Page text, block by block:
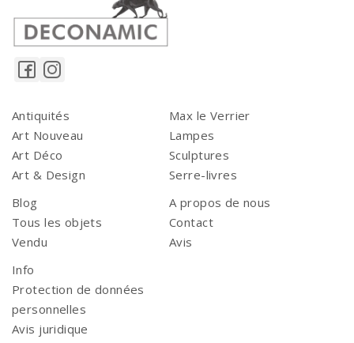
Antiquités
Art Nouveau
Art Déco
Art & Design
Max le Verrier
Lampes
Sculptures
Serre-livres
Blog
Tous les objets
Vendu
A propos de nous
Contact
Avis
Info
Protection de données
personnelles
Avis juridique